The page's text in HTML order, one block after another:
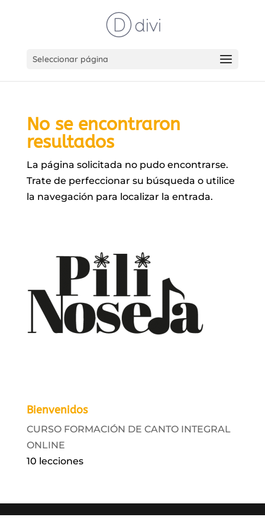
Seleccionar página
No se encontraron
resultados
La página solicitada no pudo encontrarse.
Trate de perfeccionar su búsqueda o utilice
la navegación para localizar la entrada.
Bienvenidos
CURSO FORMACIÓN DE CANTO INTEGRAL
ONLINE
10 lecciones